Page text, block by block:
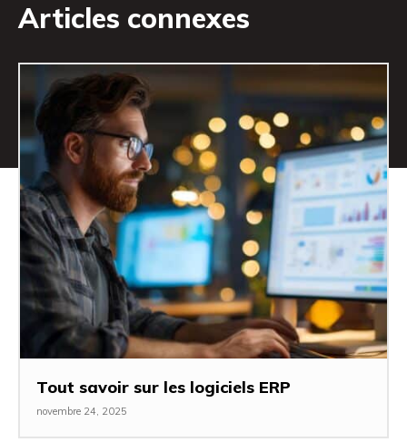
Articles connexes
Tout savoir sur les logiciels ERP
novembre 24, 2025